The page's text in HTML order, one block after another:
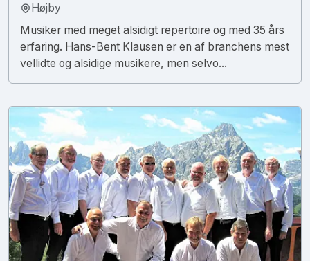
Højby
Musiker med meget alsidigt repertoire og med 35 års
erfaring. Hans-Bent Klausen er en af branchens mest
vellidte og alsidige musikere, men selvo...